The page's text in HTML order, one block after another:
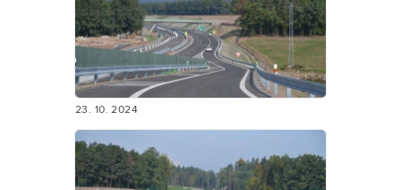
23. 10. 2024